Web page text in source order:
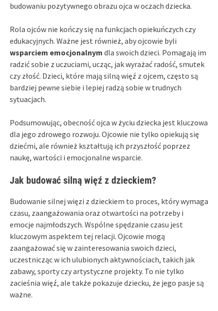
budowaniu pozytywnego obrazu ojca w oczach dziecka.
Rola ojców nie kończy się na funkcjach opiekuńczych czy
edukacyjnych. Ważne jest również, aby ojcowie byli
wsparciem emocjonalnym dla swoich dzieci. Pomagają im
radzić sobie z uczuciami, ucząc, jak wyrażać radość, smutek
czy złość. Dzieci, które mają silną więź z ojcem, często są
bardziej pewne siebie i lepiej radzą sobie w trudnych
sytuacjach.
Podsumowując, obecność ojca w życiu dziecka jest kluczowa
dla jego zdrowego rozwoju. Ojcowie nie tylko opiekują się
dziećmi, ale również kształtują ich przyszłość poprzez
naukę, wartości i emocjonalne wsparcie.
Jak budować silną więź z dzieckiem?
Budowanie silnej więzi z dzieckiem to proces, który wymaga
czasu, zaangażowania oraz otwartości na potrzeby i
emocje najmłodszych. Wspólne spędzanie czasu jest
kluczowym aspektem tej relacji. Ojcowie mogą
zaangażować się w zainteresowania swoich dzieci,
uczestnicząc w ich ulubionych aktywnościach, takich jak
zabawy, sporty czy artystyczne projekty. To nie tylko
zacieśnia więź, ale także pokazuje dziecku, że jego pasje są
ważne.